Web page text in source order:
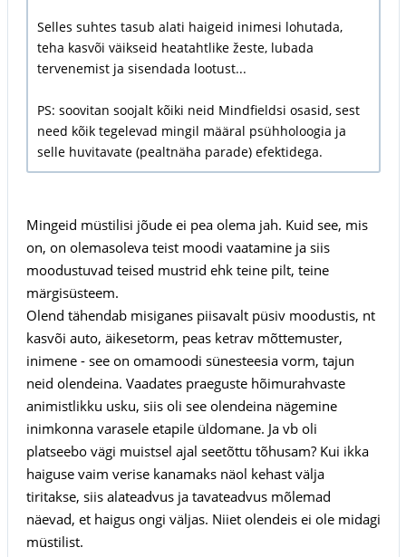
Selles suhtes tasub alati haigeid inimesi lohutada,
teha kasvõi väikseid heatahtlike žeste, lubada
tervenemist ja sisendada lootust...
PS: soovitan soojalt kõiki neid Mindfieldsi osasid, sest
need kõik tegelevad mingil määral psühholoogia ja
selle huvitavate (pealtnäha parade) efektidega.
Mingeid müstilisi jõude ei pea olema jah. Kuid see, mis
on, on olemasoleva teist moodi vaatamine ja siis
moodustuvad teised mustrid ehk teine pilt, teine
märgisüsteem.
Olend tähendab misiganes piisavalt püsiv moodustis, nt
kasvõi auto, äikesetorm, peas ketrav mõttemuster,
inimene - see on omamoodi sünesteesia vorm, tajun
neid olendeina. Vaadates praeguste hõimurahvaste
animistlikku usku, siis oli see olendeina nägemine
inimkonna varasele etapile üldomane. Ja vb oli
platseebo vägi muistsel ajal seetõttu tõhusam? Kui ikka
haiguse vaim verise kanamaks näol kehast välja
tiritakse, siis alateadvus ja tavateadvus mõlemad
näevad, et haigus ongi väljas. Niiet olendeis ei ole midagi
müstilist.